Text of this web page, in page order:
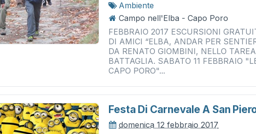
Ambiente
Campo nell'Elba - Capo Poro
FEBBRAIO 2017 ESCURSIONI
DI AMICI “ELBA, ANDAR PER
DA RENATO GIOMBINI, NELLO
BATTAGLIA. SABATO 11 FEBBRAIO
CAPO PORO"...
Festa Di Carnevale A San
domenica 12 febbraio 2017